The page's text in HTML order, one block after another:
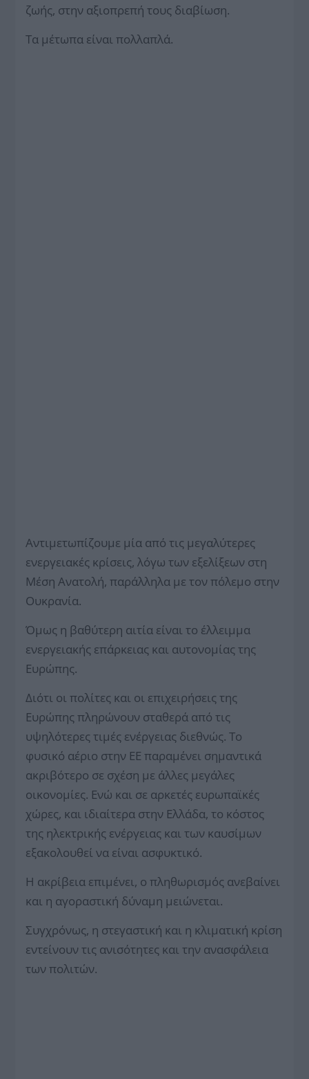
ζωής, στην αξιοπρεπή τους διαβίωση.
Τα μέτωπα είναι πολλαπλά.
Αντιμετωπίζουμε μία από τις μεγαλύτερες
ενεργειακές κρίσεις, λόγω των εξελίξεων στη
Μέση Ανατολή, παράλληλα με τον πόλεμο στην
Ουκρανία.
Όμως η βαθύτερη αιτία είναι το έλλειμμα
ενεργειακής επάρκειας και αυτονομίας της
Ευρώπης.
Διότι οι πολίτες και οι επιχειρήσεις της
Ευρώπης πληρώνουν σταθερά από τις
υψηλότερες τιμές ενέργειας διεθνώς. Το
φυσικό αέριο στην ΕΕ παραμένει σημαντικά
ακριβότερο σε σχέση με άλλες μεγάλες
οικονομίες. Ενώ και σε αρκετές ευρωπαϊκές
χώρες, και ιδιαίτερα στην Ελλάδα, το κόστος
της ηλεκτρικής ενέργειας και των καυσίμων
εξακολουθεί να είναι ασφυκτικό.
Η ακρίβεια επιμένει, ο πληθωρισμός ανεβαίνει
και η αγοραστική δύναμη μειώνεται.
Συγχρόνως, η στεγαστική και η κλιματική κρίση
εντείνουν τις ανισότητες και την ανασφάλεια
των πολιτών.